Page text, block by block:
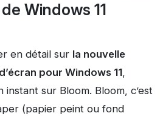
Windows 11
en détail sur la nouvelle
pour Windows 11,
sur Bloom. Bloom, c’est
(papier peint ou fond